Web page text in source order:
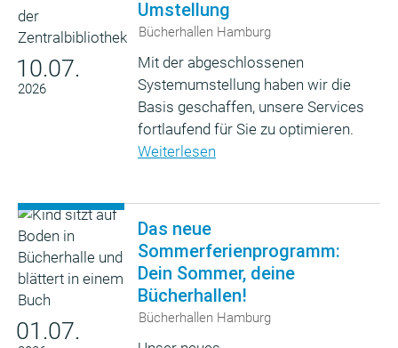
10.07.
2026
Umstellung
Bücherhallen Hamburg
Mit der abgeschlossenen
Systemumstellung haben wir die
Basis geschaffen, unsere Services
fortlaufend für Sie zu optimieren.
Weiterlesen
01.07.
Das neue
Sommerferienprogramm:
Dein Sommer, deine
Bücherhallen!
Bücherhallen Hamburg